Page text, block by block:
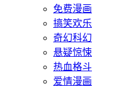
免费漫画
搞笑欢乐
奇幻科幻
悬疑惊悚
热血格斗
爱情漫画